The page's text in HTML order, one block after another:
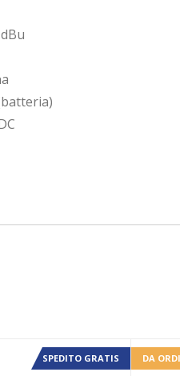
SPEDITO GRATIS DA